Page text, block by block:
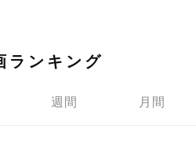
ランキング
週間 月間